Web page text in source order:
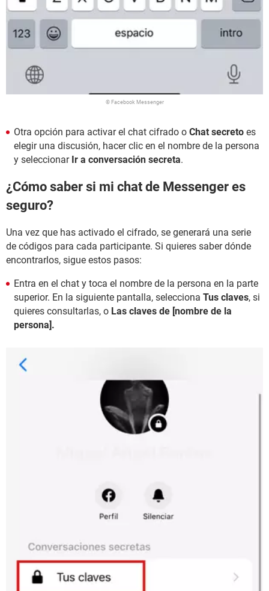
© Facebook Messenger
Otra opción para activar el chat cifrado o Chat secreto es
elegir una discusión, hacer clic en el nombre de la persona
y seleccionar Ir a conversación secreta.
¿Cómo saber si mi chat de Messenger es
seguro?
Una vez que has activado el cifrado, se generará una serie
de códigos para cada participante. Si quieres saber dónde
encontrarlos, sigue estos pasos:
Entra en el chat y toca el nombre de la persona en la parte
superior. En la siguiente pantalla, selecciona Tus claves, si
quieres consultarlas, o Las claves de [nombre de la
persona].